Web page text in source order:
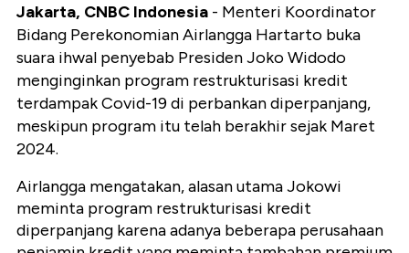
Jakarta, CNBC Indonesia - Menteri Koordinator
Bidang Perekonomian Airlangga Hartarto buka
suara ihwal penyebab Presiden Joko Widodo
menginginkan program restrukturisasi kredit
terdampak Covid-19 di perbankan diperpanjang,
meskipun program itu telah berakhir sejak Maret
2024.
Airlangga mengatakan, alasan utama Jokowi
meminta program restrukturisasi kredit
diperpanjang karena adanya beberapa perusahaan